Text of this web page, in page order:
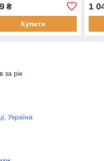
₴
Купити
1
за рік
Україна